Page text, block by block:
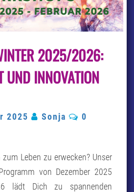
IM
WINTER
KREATIVITÄT
2025/2026:
UND INNOVATION
2025 Sonja Kommentare
0
zum Leben zu erwecken? Unser
von Dezember 2025
lädt Dich zu spannenden